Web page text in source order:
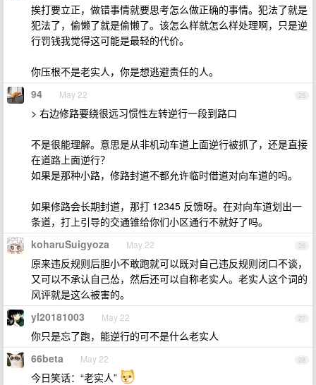
挨打要立正，做错事情就要思考怎么做正确的事情。犯法了就是
犯法了，偷懒了就是偷懒了。该怎么样就怎么样处理啊，只是逆
行罚钱我觉得这可能是最轻的代价。
你压根不是老实人，你是想逃避责任的人。
25
94 May 22
> 右边修路要绕很远习惯性左转逆行一段到路口
不是很能理解。意思是从非机动车道上面逆行被抓了，还是直接
在道路上面逆行？
如果是那种小路，修路封道不都允许临时借道对向车道的吗。
如果修路会长期封道，那打 12345 反馈呀。在对向车道划出一
条道，打上引导的交通锥给你们小区通行不就好了吗。
26
koharuSuigyoza May 22
原来违反规则后胆小不敢跑就可以既对自己违反规则闭口不谈，
又可以不承认自己怂，然后还可以自称老实人。老实人这个词的
风评就是这么被害的。
27
yl20181003 May 22
你只是忘了跑，能逆行的可不是什么老实人
28
66beta May 22
今日笑话：“老实人”